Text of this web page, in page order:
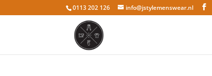
0113 202 126 info@jstylemenswear.nl